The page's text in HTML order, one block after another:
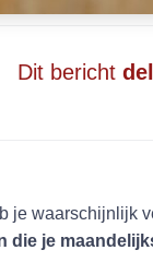
Dit bericht
je waarschijnlijk
die je